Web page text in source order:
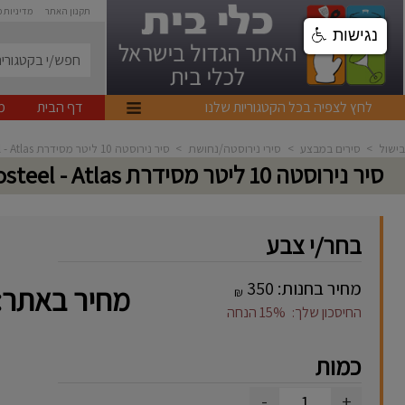
תקנון האתר
לחץ לצפיה בכל הקטגוריות שלנו דף הבית
בישול > סירים במבצע > סירי נירוסטה/נחושת > סיר נירוסטה 10 ליטר מסידרת Arcosteel - Atlas
סיר נירוסטה 10 ליטר מסידרת Arcosteel - Atlas
בחר/י צבע
מחיר בחנות: ₪
החיסכון שלך: 15%הנחה מחיר
כמות
נגישות